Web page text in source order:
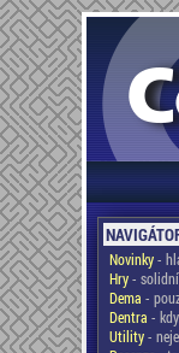
Novinky-
Hry- solidní
Dema -
Dentra -
Utility-